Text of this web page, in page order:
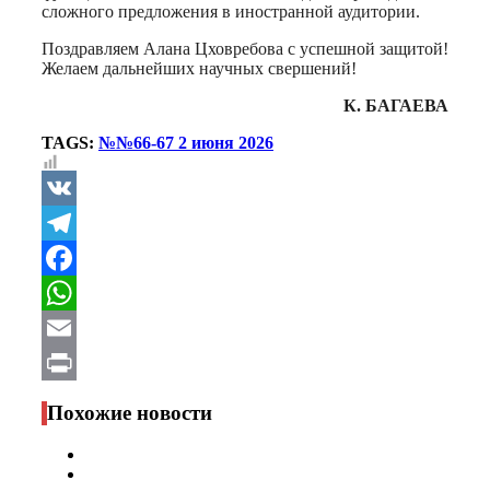
сложного предложения в иностранной аудитории.
Поздравляем Алана Цховребова с успешной защитой!
Желаем дальнейших научных свершений!
К. БАГАЕВА
TAGS: №№66-67 2 июня 2026
VK
Telegram
Facebook
WhatsApp
Email
Print
Похожие новости